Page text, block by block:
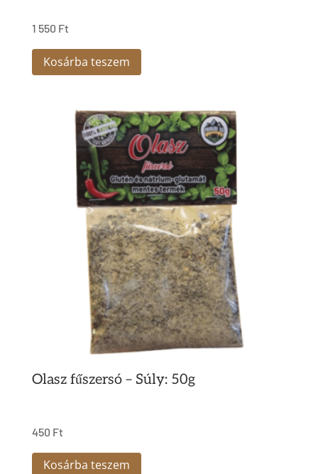
1 550 Ft
Kosárba teszem
Olasz fűszersó – Súly: 50g
450 Ft
Kosárba teszem